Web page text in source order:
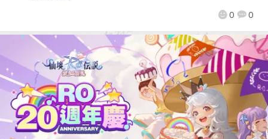
0 0